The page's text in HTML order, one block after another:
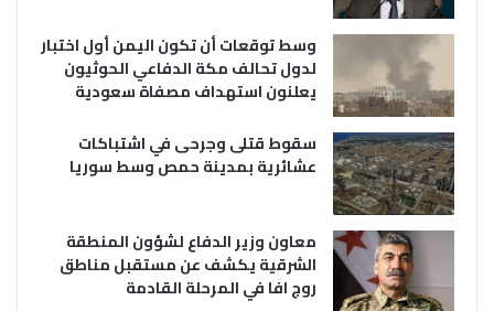
وسط توقعات أن تكون اليمن أول اختبار
لدول تحالف مكة الدفاعي الحوثيون
يعلنون استهداف مصفاة سعودية
سقوط قتلى وجرحى في اشتباكات
عشائرية بمدينة حمص وسط سوريا
معاون وزير الدفاع لشؤون المنطقة
الشرقية يكشف عن مستقبل مناطق
روج افا في المرحلة القادمة